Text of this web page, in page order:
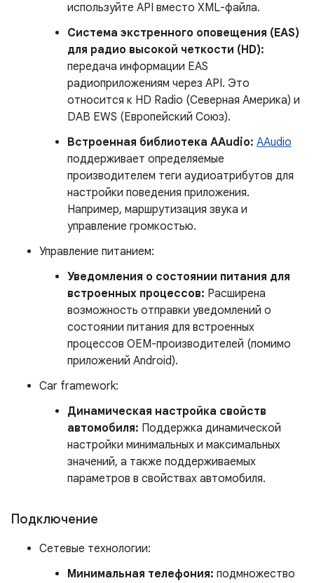
используйте API вместо XML-файла.
Система экстренного оповещения (EAS)
для радио высокой четкости (HD):
передача информации EAS
радиоприложениям через API. Это
относится к HD Radio (Северная Америка) и
DAB EWS (Европейский Союз).
Встроенная библиотека AAudio: AAudio
поддерживает определяемые
производителем теги аудиоатрибутов для
настройки поведения приложения.
Например, маршрутизация звука и
управление громкостью.
Управление питанием:
Уведомления о состоянии питания для
встроенных процессов: Расширена
возможность отправки уведомлений о
состоянии питания для встроенных
процессов OEM-производителей (помимо
приложений Android).
Car framework:
Динамическая настройка свойств
автомобиля: Поддержка динамической
настройки минимальных и максимальных
значений, а также поддерживаемых
параметров в свойствах автомобиля.
Подключение
Сетевые технологии:
Минимальная телефония: подмножество